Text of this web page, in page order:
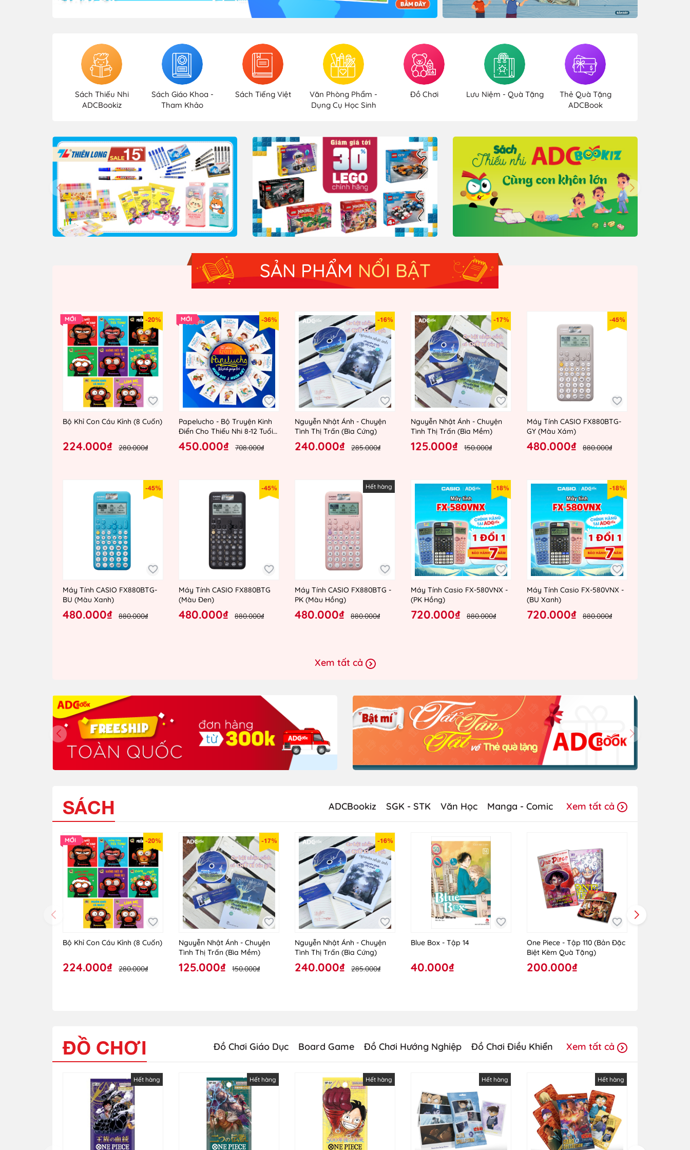
Sách Thiếu Nhi
ADCBookiz
Sách Giáo Khoa -
Tham Khảo
Sách Tiếng Việt
Văn Phòng Phẩm -
Dụng Cụ Học Sinh
Đồ Chơi Lưu Niệm - Quà Tặng
Thẻ Quà Tặng
ADCBook
SẢN PHẨM NỔI BẬT
-20%
Bộ Khỉ Con Cáu Kỉnh (8 Cuốn)
224.000₫ 280.000₫
-36%
Papelucho - Bộ Truyện Kinh
Điển Cho Thiếu Nhi 8-12 Tuổi
(12 Tập Lẻ)
450.000₫ 708.000₫
-16%
Nguyễn Nhật Ánh - Chuyện
Tình Thị Trấn (Bìa Cứng)
240.000₫ 285.000₫
-17%
Nguyễn Nhật Ánh - Chuyện
Tình Thị Trấn (Bìa Mềm)
125.000₫ 150.000₫
-45%
Máy Tính CASIO FX880BTG-
GY (Màu Xám)
480.000₫ 880.000₫
-45%
Máy Tính CASIO FX880BTG-
BU (Màu Xanh)
480.000₫ 880.000₫
-45%
Máy Tính CASIO FX880BTG
(Màu Đen)
480.000₫ 880.000₫
Hết hàng
Máy Tính CASIO FX880BTG -
PK (Màu Hồng)
480.000₫ 880.000₫
-18%
Máy Tính Casio FX-580VNX -
(PK Hồng)
720.000₫ 880.000₫
-18%
Máy Tính Casio FX-580VNX -
(BU Xanh)
720.000₫ 880.000₫
Xem tất cả
SÁCH ADCBookiz SGK - STK Văn Học Manga - Comic Xem tất cả
-20%
Bộ Khỉ Con Cáu Kỉnh (8 Cuốn)
224.000₫ 280.000₫
-17%
Nguyễn Nhật Ánh - Chuyện
Tình Thị Trấn (Bìa Mềm)
125.000₫ 150.000₫
-16%
Nguyễn Nhật Ánh - Chuyện
Tình Thị Trấn (Bìa Cứng)
240.000₫ 285.000₫
Blue Box - Tập 14
40.000₫
One Piece - Tập 110 (Bản Đặc
Biệt Kèm Quà Tặng)
200.000₫
ĐỒ CHƠI Đồ Chơi Giáo Dục Board Game Đồ Chơi Hướng Nghiệp Đồ Chơi Điều Khiển Xem tất cả
Hết hàng Hết hàng Hết hàng Hết hàng Hết hàng